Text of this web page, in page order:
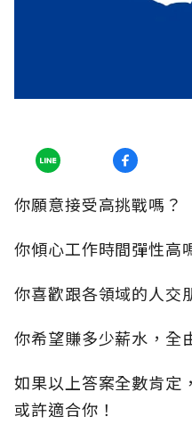
你願意接受高挑戰嗎？
你傾心工作時間彈性高
你喜歡跟各領域的人交
你希望賺多少薪水，全
如果以上答案全數肯定
或許適合你！